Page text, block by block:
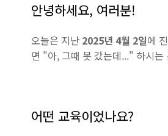
안녕하세요, 여러분!
오늘은 지난 2025년 4월 2일에
면 "아, 그때 못 갔는데..." 하시는
어떤 교육이었나요?